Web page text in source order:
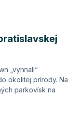
„vyhnali“
okolitej prírody. Na
parkovísk na